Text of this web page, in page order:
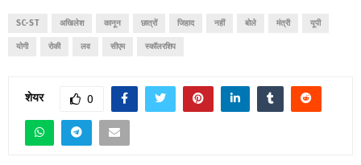
SC-ST अखिलेश कानून छात्रों जिहाद नहीं बोले मंत्री यूपी
योगी रोकी लव सीएम स्कॉलरशिप
शेयर 0